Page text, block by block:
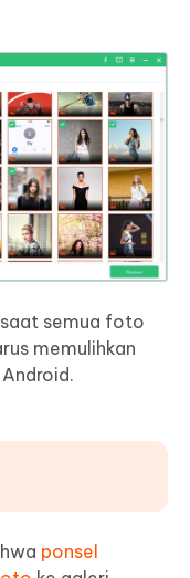
semua foto
memulihkan
ponsel